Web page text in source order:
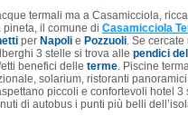
termali ma a Casamicciola,
pineta, il comune di Casamicciola
per Napoli e Pozzuoli. Se cercate
3 stelle si trova alle pendici
benefici delle terme. Piscine
solarium, ristoranti
piccoli e confortevoli hotel
di autobus i punti più belli